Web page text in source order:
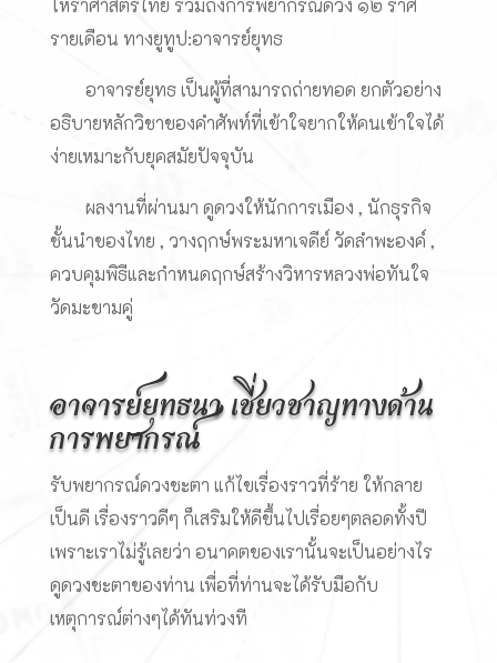
โหราศาสตร์ไทย รวมถึงการพยากรณ์ดวง ๑๒ ราศี
รายเดือน ทางยูทูป:อาจารย์ยุทธ
อาจารย์ยุทธ เป็นผู้ที่สามารถถ่ายทอด ยกตัวอย่าง
อธิบายหลักวิชาของคำศัพท์ที่เข้าใจยากให้คนเข้าใจได้
ง่ายเหมาะกับยุคสมัยปัจจุบัน
ผลงานที่ผ่านมา ดูดวงให้นักการเมือง , นักธุรกิจ
ชั้นนำของไทย , วางฤกษ์พระมหาเจดีย์ วัดลำพะองค์ ,
ควบคุมพิธีและกำหนดฤกษ์สร้างวิหารหลวงพ่อทันใจ
วัดมะขามคู่
อาจารย์ยุทธนา เชี่ยวชาญทางด้าน
การพยากรณ์
รับพยากรณ์ดวงชะตา แก้ไขเรื่องราวที่ร้าย ให้กลาย
เป็นดี เรื่องราวดีๆ ก็เสริมให้ดีขึ้นไปเรื่อยๆตลอดทั้งปี
เพราะเราไม่รู้เลยว่า อนาคตของเรานั้นจะเป็นอย่างไร
ดูดวงชะตาของท่าน เพื่อที่ท่านจะได้รับมือกับ
เหตุการณ์ต่างๆได้ทันท่วงที